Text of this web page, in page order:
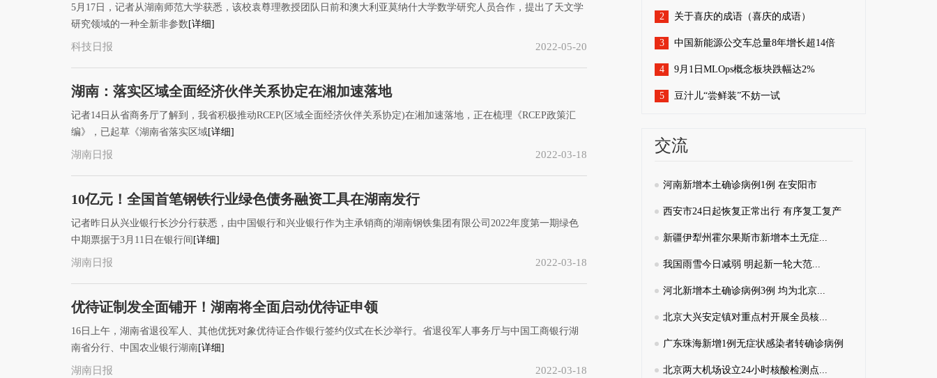
5月17日，记者从湖南师范大学获悉，该校袁尊理教授团队日前和澳大利亚莫纳什大学数学研究人员合作，提出了天文学
研究领域的一种全新非参数 [详细]
科技日报 2022-05-20
湖南：落实区域全面经济伙伴关系协定在湘加速落地
记者14日从省商务厅了解到，我省积极推动RCEP(区域全面经济伙伴关系协定)在湘加速落地，正在梳理《RCEP政策汇
编》，已起草《湖南省落实区域[详细]
湖南日报 2022-03-18
10亿元！全国首笔钢铁行业绿色债务融资工具在湖南发行
记者昨日从兴业银行长沙分行获悉，由中国银行和兴业银行作为主承销商的湖南钢铁集团有限公司2022年度第一期绿色
中期票据于3月11日在银行间 [详细]
湖南日报 2022-03-18
优待证制发全面铺开！湖南将全面启动优待证申领
16日上午，湖南省退役军人、其他优抚对象优待证合作银行签约仪式在长沙举行。省退役军人事务厅与中国工商银行湖
南省分行、中国农业银行湖南[详细]
湖南日报 2022-03-18
2 关于喜庆的成语（喜庆的成语）
3 中国新能源公交车总量8年增长超14倍
4 9月1日MLOps概念板块跌幅达2%
5 豆汁儿“尝鲜装”不妨一试
交流
河南新增本土确诊病例1例 在安阳市
西安市24日起恢复正常出行 有序复工复产
新疆伊犁州霍尔果斯市新增本土无症...
我国雨雪今日减弱 明起新一轮大范...
河北新增本土确诊病例3例 均为北京...
北京大兴安定镇对重点村开展全员核...
广东珠海新增1例无症状感染者转确诊病例
北京两大机场设立24小时核酸检测点...